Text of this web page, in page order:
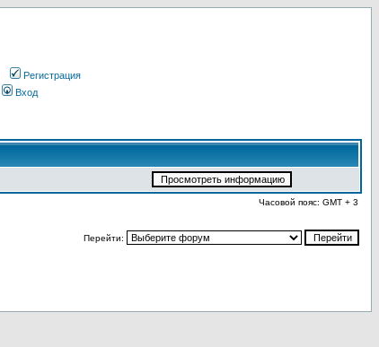
Регистрация
Вход
Часовой пояс: GMT + 3
Перейти: